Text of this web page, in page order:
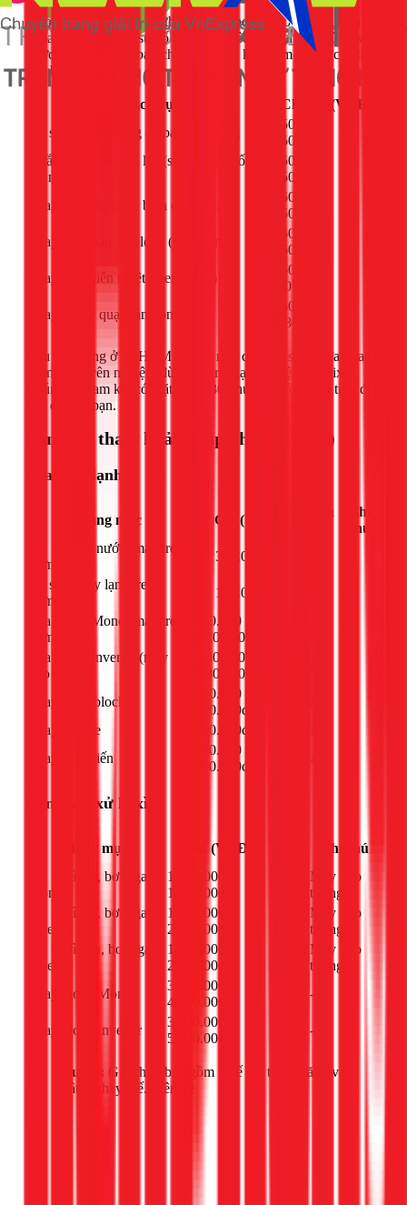
Dưới đây làgiá dịch vụtham khảo cho một số dịch vụ sửa
chữa liên quan đến sự cố cục nóng kêu to. Giá cuối cùng sẽ
được kỹ thuật viên báo chính xác sau khi kiểm tra thực tế tại
nhà bạn.
Dịch vụ
Chi phí (VNĐ)
Vệ sinh, bảo dưỡng cơ bản cục nóng
250.000 -
350.000
Khắc phục lỗi rung lắc (siết ốc, gia cố
chân đế)
350.000 -
550.000
Thay sò nóng (cảm biến dàn nóng)
550.000 -
850.000
Thay rờ le bảo vệ block (máy nén)
650.000 -
850.000
Thay cảm biến nhiệt (thermostat)
750.000 -
1.050.000
Thay motor quạt dàn nóng
950.000 -
1.800.000
Nếu bạn đang ở TPHCM và cần một dịch vụ sửa chữa nhanh
chóng, chuyên nghiệp, đừng ngần ngại liên hệ với 1Fix.
Chúng tôi cam kết có mặt trong 30 phút để giải quyết triệt để
vấn đề cho bạn.
Bảng giá tham khảo (Cập nhật 03/2026)
Sửa máy lạnh
Hạng mục Giá (VNĐ)
Ghi
chú
Xử lý chảy nước (máy treo
tường)
Từ 300.000đ
Vệ sinh máy lạnh treo
tường
Từ 150.000đ
Sửa board Mono (máy treo
tường)
800.000 -
1.200.000đ
Sửa board Inverter (máy
treo tường)
1.400.000 -
1.800.000đ
Thay tụ đề block
650.000 -
950.000đ
Thay remote
300.000đ
Thay cảm biến
600.000 -
950.000đ
Bơm gas, xử lý xì
Hạng mục Giá (VNĐ)
Ghi chú
Xử lý xì tán, bơm gas
Mono
1.000.000 -
1.900.000đ
Máy treo
tường
Xử lý xì tán, bơm gas
Inverter
1.100.000 -
2.000.000đ
Máy treo
tường
Xử lý xì dàn, bơm gas
Inverter
1.500.000 -
2.400.000đ
Máy treo
tường
Thay block Mono
3.500.000 -
4.500.000đ
-
Thay block Inverter
3.800.000 -
5.000.000đ
-
Lưu ý: Giá chưa bao gồm thuế giá trị gia tăng và
vật tư thay thế. Liên hệ